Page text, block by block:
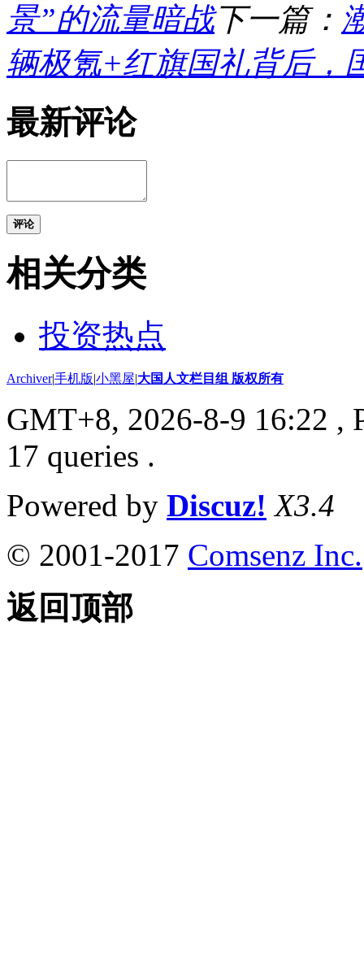
景”的流量暗战下一篇：
辆极氪+红旗国礼背后，
最新评论
评论
相关分类
投资热点
Archiver|手机版|小黑屋|大国人文栏目组 版权所有
GMT+8, 2026-8-9 16:22 ,
17 queries .
Powered by Discuz! X3.4
© 2001-2017 Comsenz Inc.
返回顶部